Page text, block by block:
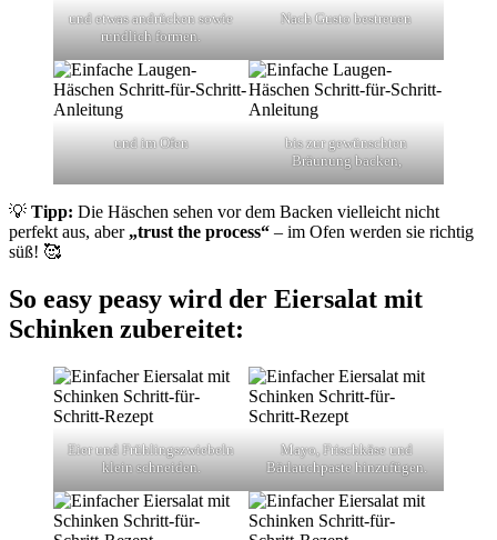
und etwas andrücken sowie
rundlich formen.
Nach Gusto bestreuen
und im Ofen
bis zur gewünschten
Bräunung backen,
💡 Tipp: Die Häschen sehen vor dem Backen vielleicht nicht
perfekt aus, aber „trust the process“ – im Ofen werden sie richtig
süß! 🥰
So easy peasy wird der Eiersalat mit
Schinken zubereitet:
Eier und Frühlingszwiebeln
klein schneiden.
Mayo, Frischkäse und
Bärlauchpaste hinzufügen.